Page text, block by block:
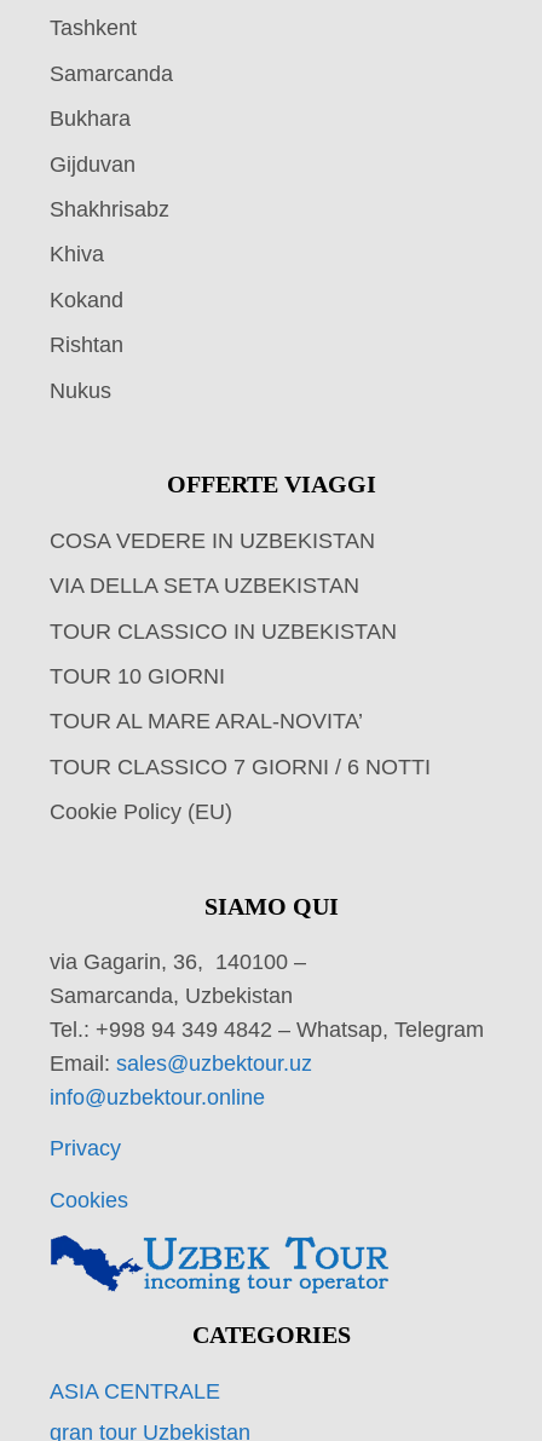
Tashkent
Samarcanda
Bukhara
Gijduvan
Shakhrisabz
Khiva
Kokand
Rishtan
Nukus
OFFERTE VIAGGI
COSA VEDERE IN UZBEKISTAN
VIA DELLA SETA UZBEKISTAN
TOUR CLASSICO IN UZBEKISTAN
TOUR 10 GIORNI
TOUR AL MARE ARAL-NOVITA’
TOUR CLASSICO 7 GIORNI / 6 NOTTI
Cookie Policy (EU)
SIAMO QUI
via Gagarin, 36, 140100 –
Samarcanda, Uzbekistan
Tel.: +998 94 349 4842 – Whatsap, Telegram
Email: sales@uzbektour.uz
info@uzbektour.online
Privacy
Cookies
CATEGORIES
ASIA CENTRALE
gran tour Uzbekistan